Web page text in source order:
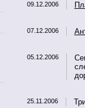
09.12.2006
07.12.2006
05.12.2006
25.11.2006